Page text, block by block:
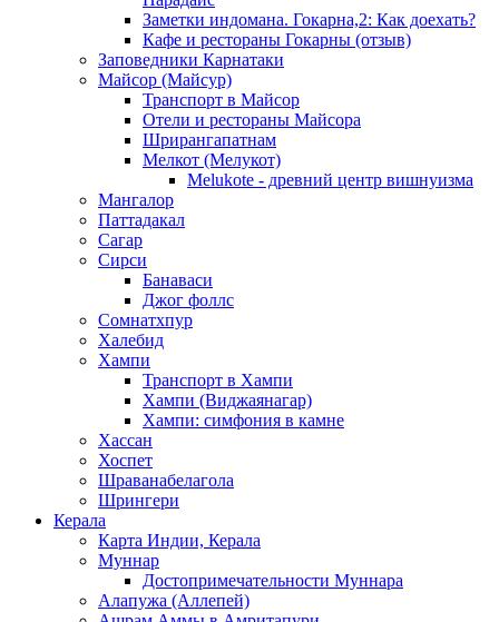
Заметки индомана. Гокарна,2: Как доехать?
Кафе и рестораны Гокарны (отзыв)
Заповедники Карнатаки
Майсор (Майсур)
Транспорт в Майсор
Отели и рестораны Майсора
Шрирангапатнам
Мелкот (Мелукот)
Melukote - древний центр вишнуизма
Мангалор
Паттадакал
Сагар
Сирси
Банаваси
Джог фоллс
Сомнатхпур
Халебид
Хампи
Транспорт в Хампи
Хампи (Виджаянагар)
Хампи: симфония в камне
Хассан
Хоспет
Шраванабелагола
Шрингери
Керала
Карта Индии, Керала
Муннар
Достопримечательности Муннара
Алапужа (Аллепей)